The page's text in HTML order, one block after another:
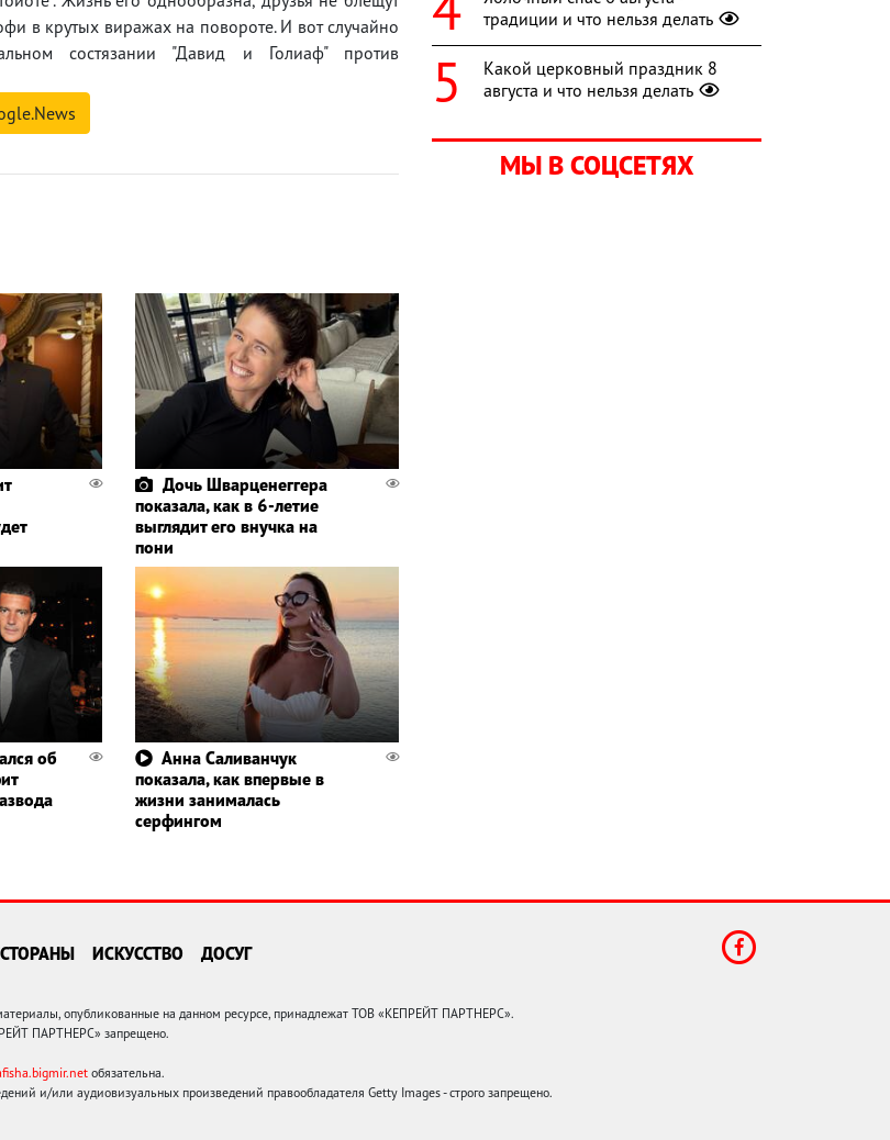
в крутых виражах на повороте. И вот случайно
состязании "Давид и Голиаф" против
Дочь Шварценеггера
показала, как в 6-летие
выглядит его внучка на
пони
об
Анна Саливанчук
показала, как впервые в
жизни занималась
серфингом
традиции и что нельзя делать
Какой церковный праздник 8
августа и что нельзя делать
МЫ В СОЦСЕТЯХ
ИСКУССТВО ДОСУГ
опубликованные на данном ресурсе, принадлежат ТОВ «КЕПРЕЙТ ПАРТНЕРС».
ПАРТНЕРС» запрещено.
обязательна.
и/или аудиовизуальных произведений правообладателя Getty Images - строго запрещено.